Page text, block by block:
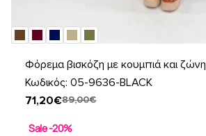
Φόρεμα βισκόζη με κουμπιά και ζώνη
Κωδικός: 05-9636-BLACK
71,20€89,00€
Sale -20%